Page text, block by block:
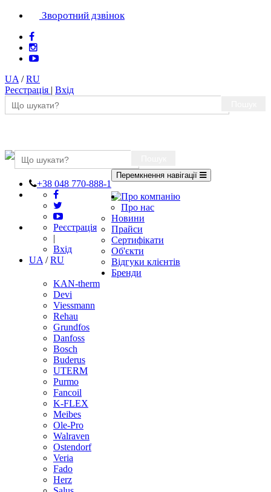
Зворотний дзвінок
UA /RU
Реєстрація | Вхід
+38 048 770-888-1
Реєстрація
|
Вхід
UA /RU
Перемкнення навігації
Про компанію
Про нас
Новини
Прайси
Сертифікати
Об'єкти
Відгуки клієнтів
Бренди
KAN-therm
Devi
Viessmann
Rehau
Grundfos
Danfoss
Bosch
Buderus
UTERM
Purmo
Fancoil
K-FLEX
Meibes
Ole-Pro
Walraven
Ostendorf
Veria
Fado
Herz